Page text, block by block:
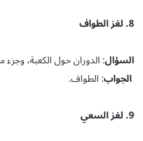
8. لغز الطواف
السؤال: الدوران حول الكعبة،
الجواب: الطواف.
9. لغز السعي